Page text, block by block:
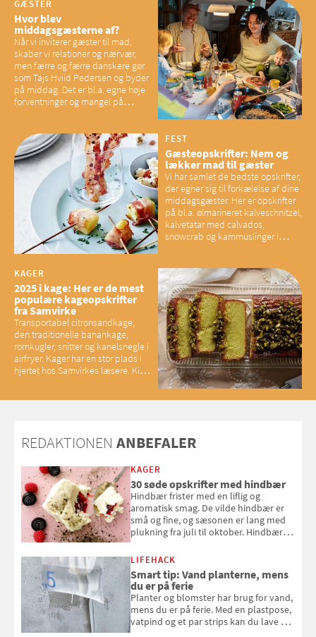
GÆSTER
Hvor blev
middagsgæsterne af?
Når vi inviterer gæster til mad,
skaber vi relationer og nærvær,
men færre og færre danskere gør
som Tajs Hviid Pedersen og byder
på middag. Det er bl.a. egne høje
forventninger og mangel på
have konsekvenser for vores
sociale fællesskaber
FEST
Gæsteopskrifter: Nem og
lækker mad til gæster
Vi har samlet de bedste opskrifter,
der egner sig til forkælelse af dine
middagsgæster. Her er opskrifter
på bl.a. ølmarineret kalveschnitzel,
kalvetatar med calvados,
snowcrab og kammuslinger i
KAGER
2025 i kage: Her er de mest
populære kageopskrifter
fra Samvirke
Transportabel citronsandkage,
den traditionelle banankage,
romkugler, snitter og kanelsnegle i
airfryer. Kager har en stor plads i
hjertet hos Samvirkes læsere. Kig
REDAKTIONEN ANBEFALER
KAGER
30 søde opskrifter med hindbær
Hindbær frister med en liflig og
aromatisk smag. De vilde hindbær er
små og fine, og sæsonen er lang med
plukning fra juli til oktober. Hindbær
kan bruge dine hindbær i alt fra
bagværk og salater til is og syltning.
LIFEHACK
Smart tip: Vand planterne, mens
du er på ferie
Planter og blomster har brug for vand,
mens du er på ferie. Med en plastpose,
vatpind og et par strips kan du lave dit